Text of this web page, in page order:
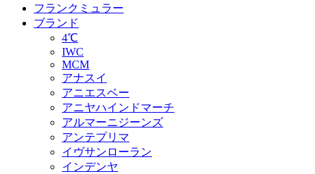
フランクミュラー
ブランド
4℃
IWC
MCM
アナスイ
アニエスベー
アニヤハインドマーチ
アルマーニジーンズ
アンテプリマ
イヴサンローラン
インデンヤ